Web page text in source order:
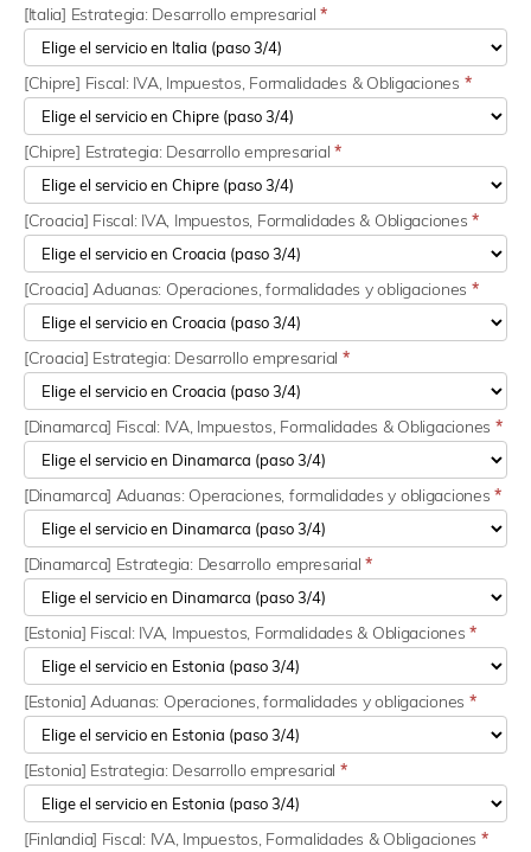
[Italia] Estrategia: Desarrollo empresarial*
[Chipre] Fiscal: IVA, Impuestos, Formalidades & Obligaciones *
[Chipre] Estrategia: Desarrollo empresarial*
[Croacia] Fiscal: IVA, Impuestos, Formalidades & Obligaciones*
[Croacia] Aduanas: Operaciones, formalidades y obligaciones *
[Croacia] Estrategia: Desarrollo empresarial *
[Dinamarca] Fiscal: IVA, Impuestos, Formalidades & Obligaciones *
[Dinamarca] Aduanas: Operaciones, formalidades y obligaciones*
[Dinamarca] Estrategia: Desarrollo empresarial*
[Estonia] Fiscal: IVA, Impuestos, Formalidades & Obligaciones*
[Estonia] Aduanas: Operaciones, formalidades y obligaciones *
[Estonia] Estrategia: Desarrollo empresarial *
[Finlandia] Fiscal: IVA, Impuestos, Formalidades & Obligaciones *